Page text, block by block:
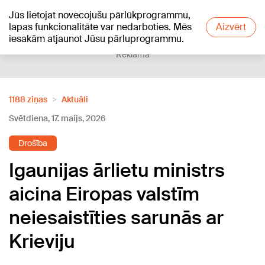
Jūs lietojat novecojušu pārlūkprogrammu,
lapas funkcionalitāte var nedarboties. Mēs
iesakām atjaunot Jūsu pārluprogrammu.
Aizvērt
+21°C
Reklāma
1188 ziņas
Aktuāli
Svētdiena, 17. maijs, 2026
Drošība
Igaunijas ārlietu ministrs
aicina Eiropas valstīm
neiesaistīties sarunās ar
Krieviju